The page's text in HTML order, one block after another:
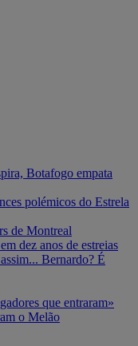
Botafogo empata
polémicos do Estrela
de Montreal
dez anos de estreias
Bernardo? É
que entraram»
o Melão